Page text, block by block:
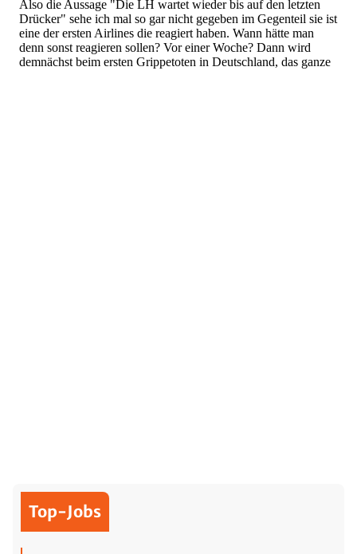
Top-Jobs